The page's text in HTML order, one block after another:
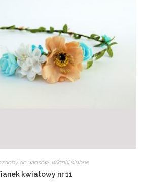
do włosów, Wianki ślubne
kwiatowy nr 11